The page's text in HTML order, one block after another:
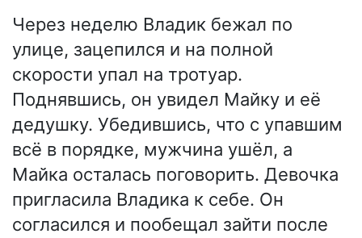
Через неделю Владик бежал по
улице, зацепился и на полной
скорости упал на тротуар.
Поднявшись, он увидел Майку и её
дедушку. Убедившись, что с упавшим
всё в порядке, мужчина ушёл, а
Майка осталась поговорить. Девочка
пригласила Владика к себе. Он
согласился и пообещал зайти после